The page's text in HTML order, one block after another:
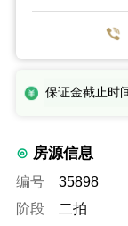
保证金截止时
房源信息
编号 35898
阶段
二拍